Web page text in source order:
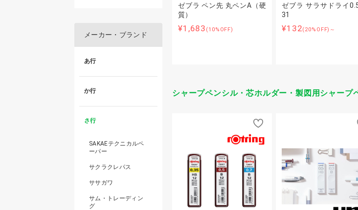
ゼブラ ペン先 丸ペンA（硬
質）
¥1,683 (10%OFF)
ゼブラ サラサドライ
31
¥132(20%OFF)～
シャープペンシル・芯ホルダー・製図用シャープ
メーカー・ブランド
あ行
か行
さ行
SAKAEテクニカルペ
ーパー
サクラクレパス
ササガワ
サム・トレーディン
グ